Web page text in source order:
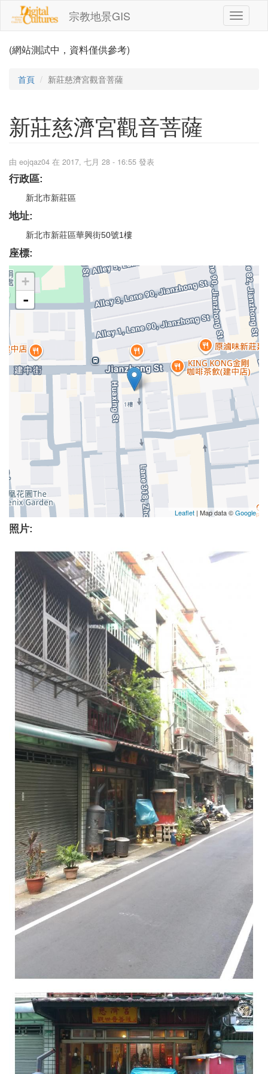
移至主內容
宗教地景GIS
Toggle
(網站測試中，資料僅供參考)
首頁 新莊慈濟宮觀音菩薩
新莊慈濟宮觀音菩薩
由 eojqaz04 在 2017, 七月 28 - 16:55 發表
行政區:
新北市新莊區
地址:
新北市新莊區華興街50號1樓
座標:
+
-
Leaflet | Map data ©Google
照片: